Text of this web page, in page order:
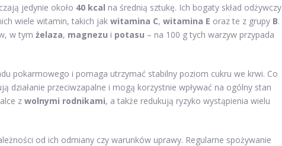
jedynie około 40 kcal na średnią sztukę. Ich bogaty skład odżywczy
wiele witamin, takich jak witamina C, witamina E oraz te z grupy B.
w tym żelaza, magnezu i potasu – na 100 g tych warzyw przypada
pokarmowego i pomaga utrzymać stabilny poziom cukru we krwi. Co
działanie przeciwzapalne i mogą korzystnie wpływać na ogólny stan
z wolnymi rodnikami, a także redukują ryzyko wystąpienia wielu
od ich odmiany czy warunków uprawy. Regularne spożywanie